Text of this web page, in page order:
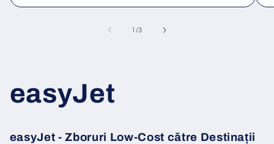
1 /din
3
easyJet
easyJet - Zboruri Low-Cost către Destinații